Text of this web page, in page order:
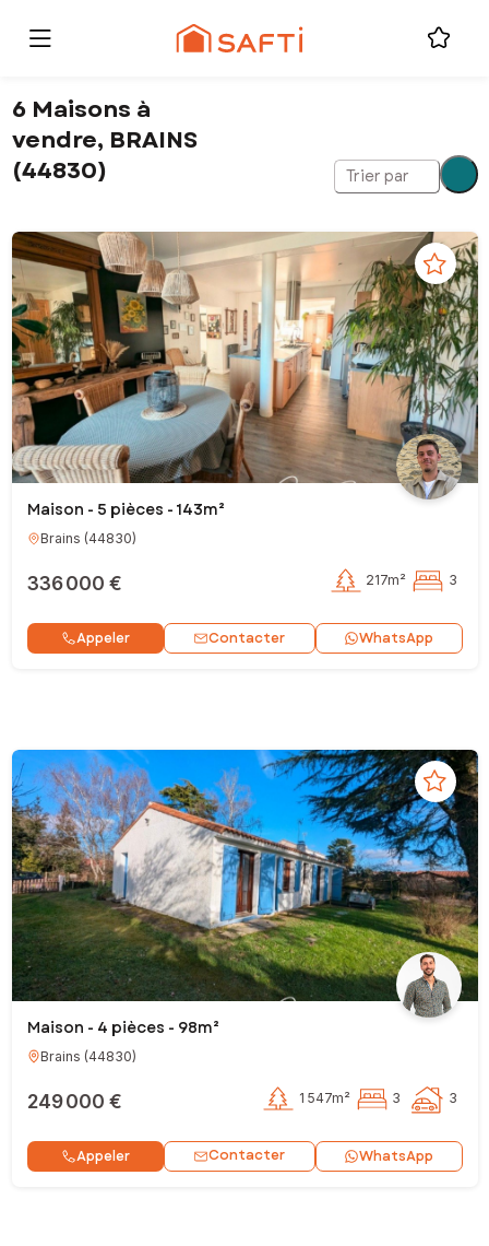
6 Maisons à
vendre, BRAINS
(44830)
Trier par
Maison - 5 pièces - 143m²
Brains (44830)
336 000 € 217m² 3
Appeler Contacter WhatsApp
Maison - 4 pièces - 98m²
Brains (44830)
249 000 € 1 547m² 3 3
Appeler Contacter WhatsApp